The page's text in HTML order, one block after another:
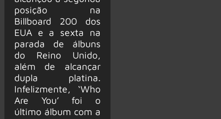
posição na
Billboard 200 dos
EUA e a sexta na
parada de álbuns
do Reino Unido,
além de alcançar
dupla platina.
Infelizmente, ‘Who
Are You’ foi o
último álbum com a